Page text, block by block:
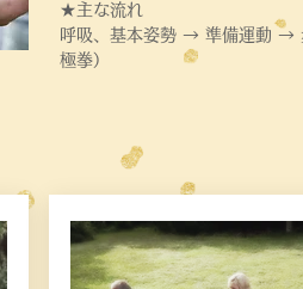
★主な流れ
呼吸、基本姿勢 → 準備運動 →
極拳）